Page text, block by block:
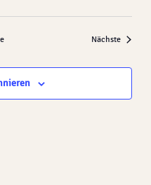
Nächste